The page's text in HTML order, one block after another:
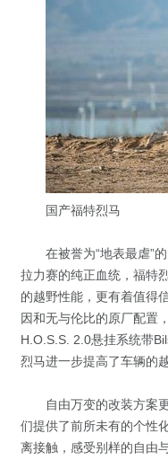
国产福特烈马
在被誉为“地表最虐”
拉力赛的纯正血统，福特
的越野性能，更有着值得
因和无与伦比的原厂配置
H.O.S.S. 2.0悬挂系统带
烈马进一步提高了车辆的
自由万变的改装方案
们提供了前所未有的个性
离接触，感受别样的自由